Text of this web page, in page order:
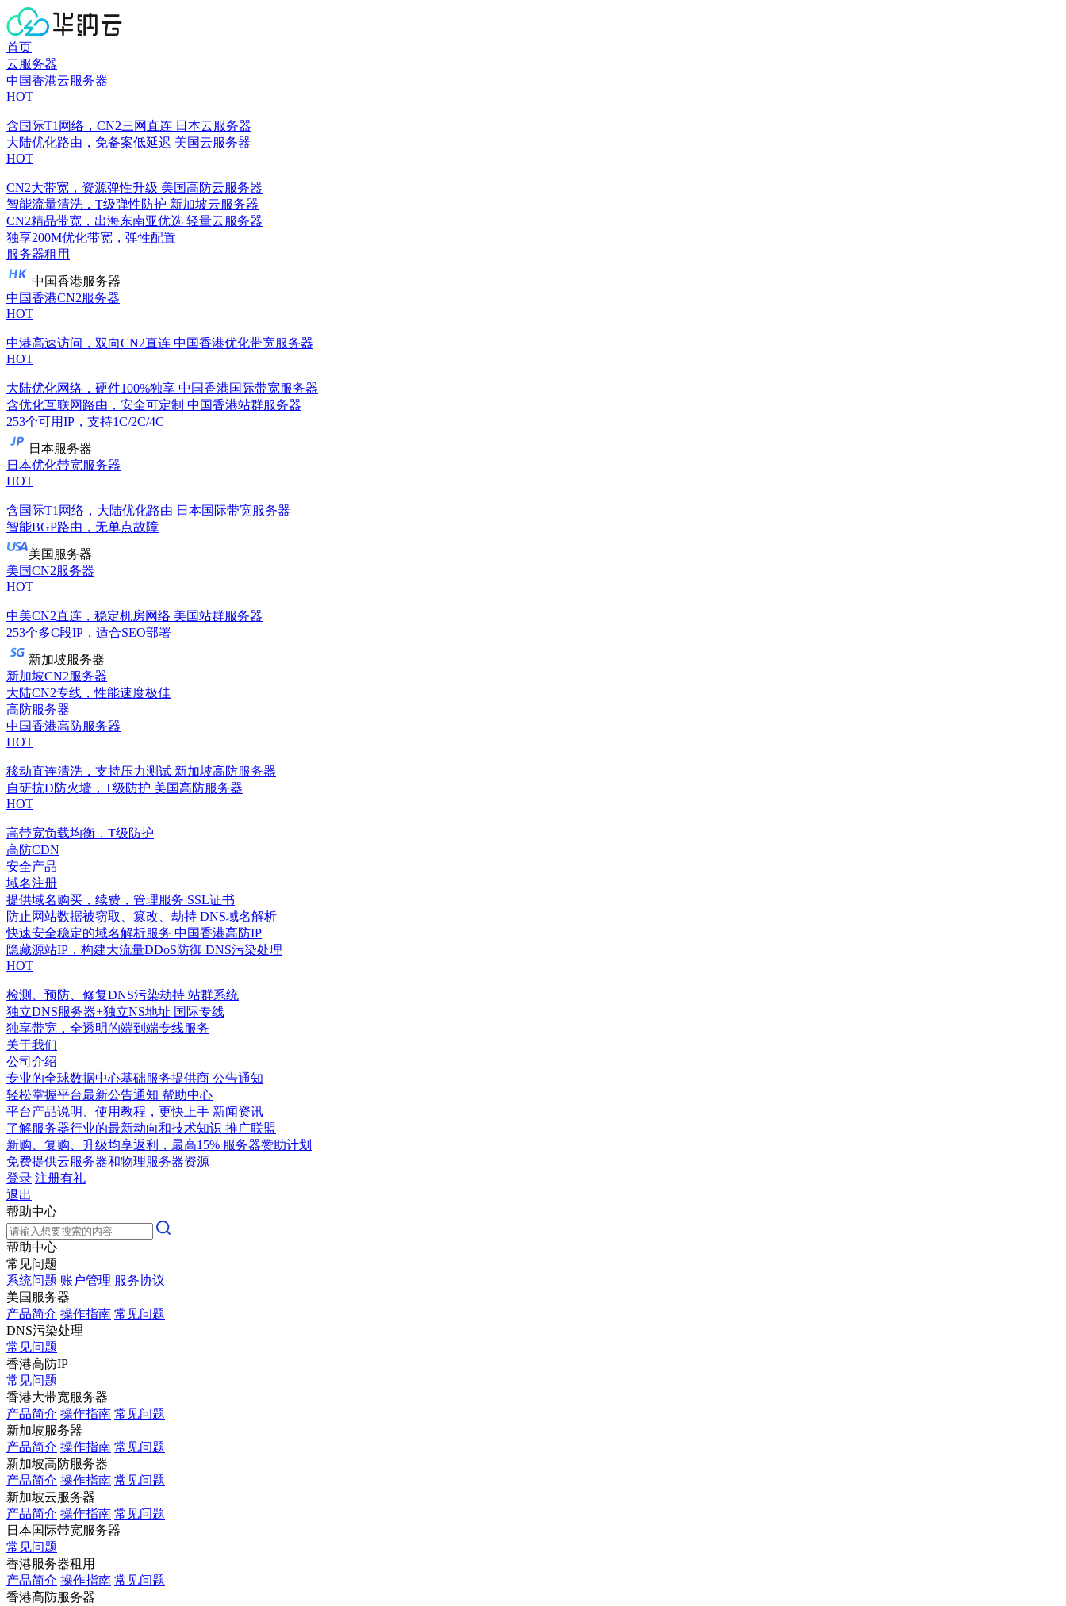
首页
云服务器
中国香港云服务器
HOT
含国际T1网络，CN2三网直连 日本云服务器
大陆优化路由，免备案低延迟 美国云服务器
HOT
CN2大带宽，资源弹性升级 美国高防云服务器
智能流量清洗，T级弹性防护 新加坡云服务器
CN2精品带宽，出海东南亚优选 轻量云服务器
独享200M优化带宽，弹性配置
服务器租用
中国香港服务器
中国香港CN2服务器
HOT
中港高速访问，双向CN2直连 中国香港优化带宽服务器
HOT
大陆优化网络，硬件100%独享 中国香港国际带宽服务器
含优化互联网路由，安全可定制 中国香港站群服务器
253个可用IP，支持1C/2C/4C
日本服务器
日本优化带宽服务器
HOT
含国际T1网络，大陆优化路由 日本国际带宽服务器
智能BGP路由，无单点故障
美国服务器
美国CN2服务器
HOT
中美CN2直连，稳定机房网络 美国站群服务器
253个多C段IP，适合SEO部署
新加坡服务器
新加坡CN2服务器
大陆CN2专线，性能速度极佳
高防服务器
中国香港高防服务器
HOT
移动直连清洗，支持压力测试 新加坡高防服务器
自研抗D防火墙，T级防护 美国高防服务器
HOT
高带宽负载均衡，T级防护
高防CDN
安全产品
域名注册
提供域名购买，续费，管理服务 SSL证书
防止网站数据被窃取、篡改、劫持 DNS域名解析
快速安全稳定的域名解析服务 中国香港高防IP
隐藏源站IP，构建大流量DDoS防御 DNS污染处理
HOT
检测、预防、修复DNS污染劫持 站群系统
独立DNS服务器+独立NS地址 国际专线
独享带宽，全透明的端到端专线服务
关于我们
公司介绍
专业的全球数据中心基础服务提供商 公告通知
轻松掌握平台最新公告通知 帮助中心
平台产品说明、使用教程，更快上手 新闻资讯
了解服务器行业的最新动向和技术知识 推广联盟
新购、复购、升级均享返利，最高15% 服务器赞助计划
免费提供云服务器和物理服务器资源
登录 注册有礼
退出
帮助中心
帮助中心
常见问题
系统问题 账户管理 服务协议
美国服务器
产品简介 操作指南 常见问题
DNS污染处理
常见问题
香港高防IP
常见问题
香港大带宽服务器
产品简介 操作指南 常见问题
新加坡服务器
产品简介 操作指南 常见问题
新加坡高防服务器
产品简介 操作指南 常见问题
新加坡云服务器
产品简介 操作指南 常见问题
日本国际带宽服务器
常见问题
香港服务器租用
产品简介 操作指南 常见问题
香港高防服务器